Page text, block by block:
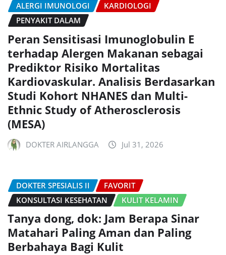
ALERGI IMUNOLOGI
KARDIOLOGI
PENYAKIT DALAM
Peran Sensitisasi Imunoglobulin E
terhadap Alergen Makanan sebagai
Prediktor Risiko Mortalitas
Kardiovaskular. Analisis Berdasarkan
Studi Kohort NHANES dan Multi-
Ethnic Study of Atherosclerosis
(MESA)
DOKTER AIRLANGGA Jul 31, 2026
DOKTER SPESIALIS II
FAVORIT
KONSULTASI KESEHATAN
KULIT KELAMIN
Tanya dong, dok: Jam Berapa Sinar
Matahari Paling Aman dan Paling
Berbahaya Bagi Kulit